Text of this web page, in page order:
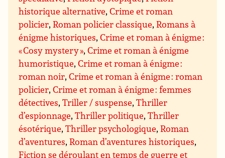
historique alternative,Crime et roman
policier,Roman policier classique,Romans à
énigme historiques,Crime et roman à énigme :
« Cosy mystery »,Crime et roman à énigme
humoristique,Crime et roman à énigme :
roman noir,Crime et roman à énigme : roman
policier,Crime et roman à énigme : femmes
détectives,Triller / suspense,Thriller
d’espionnage,Thriller politique,Thriller
ésotérique,Thriller psychologique,Roman
d’aventures,Roman d’aventures historiques,
Fiction se déroulant en temps de guerre et